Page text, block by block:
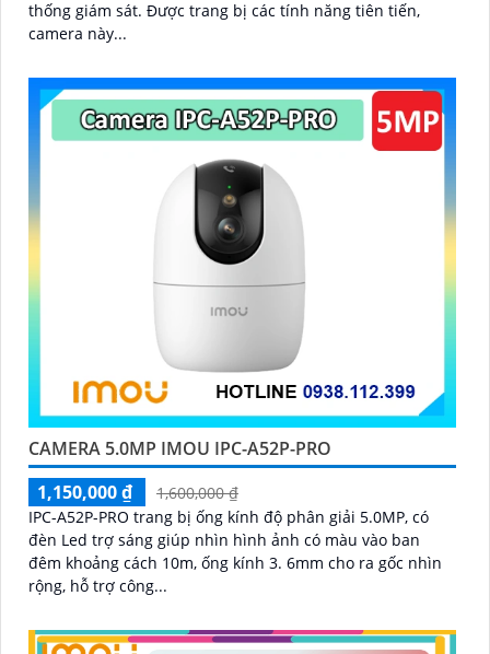
thống giám sát. Được trang bị các tính năng tiên tiến,
camera này...
CAMERA 5.0MP IMOU IPC-A52P-PRO
1,150,000 ₫
1,600,000 ₫
IPC-A52P-PRO trang bị ống kính độ phân giải 5.0MP, có
đèn Led trợ sáng giúp nhìn hình ảnh có màu vào ban
đêm khoảng cách 10m, ống kính 3. 6mm cho ra gốc nhìn
rộng, hỗ trợ công...